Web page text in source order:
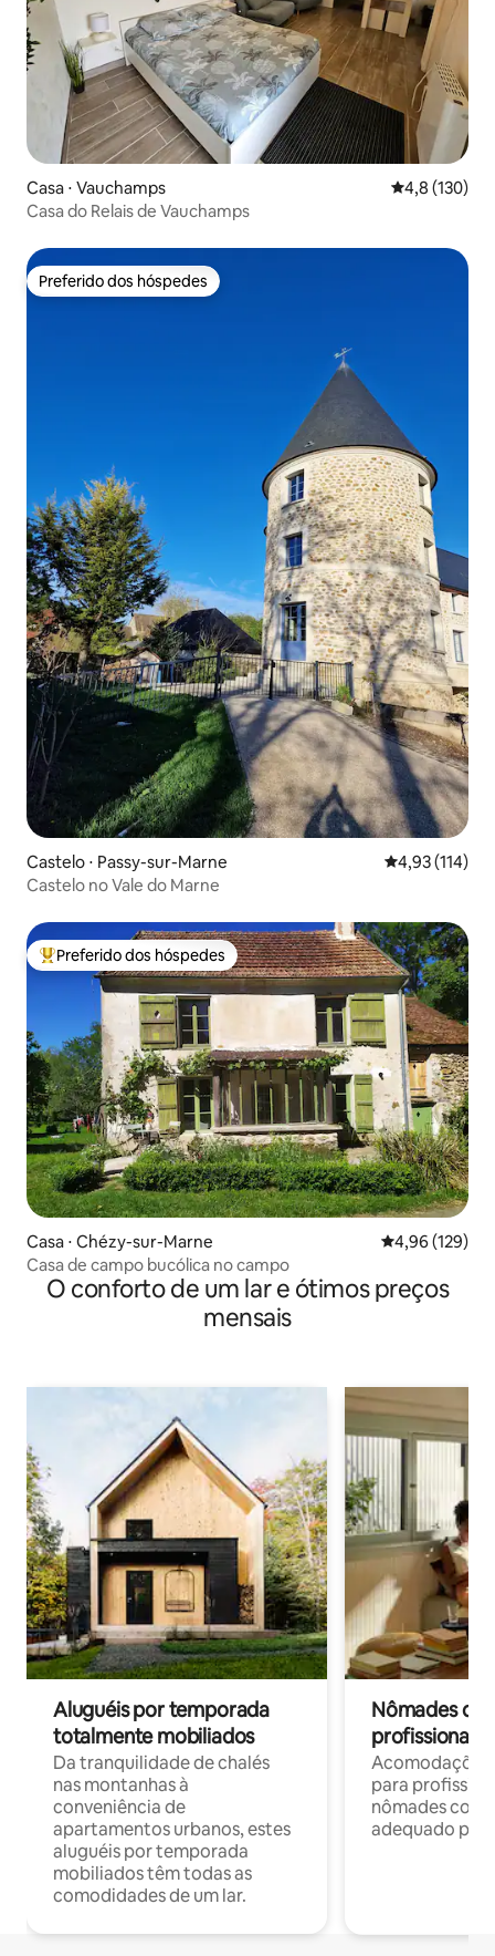
Casa ⋅ Vauchamps 4,8 de uma
4,8 (130)
Casa do Relais de Vauchamps
Preferido dos hóspedes
Preferido dos hóspedes
Castelo ⋅ Passy-sur-Marne 4,93 de uma
4,93 (114)
Castelo no Vale do Marne
Entre os melhores preferidos dos hóspedes
Preferido dos hóspedes
Casa ⋅ Chézy-sur-Marne 4,96 de uma
4,96 (129)
Casa de campo bucólica no campo
O conforto de um lar e ótimos preços
mensais
Aluguéis por temporada
totalmente mobiliados
Da tranquilidade de chalés
nas montanhas à
conveniência de
apartamentos urbanos, estes
aluguéis por temporada
mobiliados têm todas as
comodidades de um lar.
Nômades
profissionais
para
nômades com
adequado